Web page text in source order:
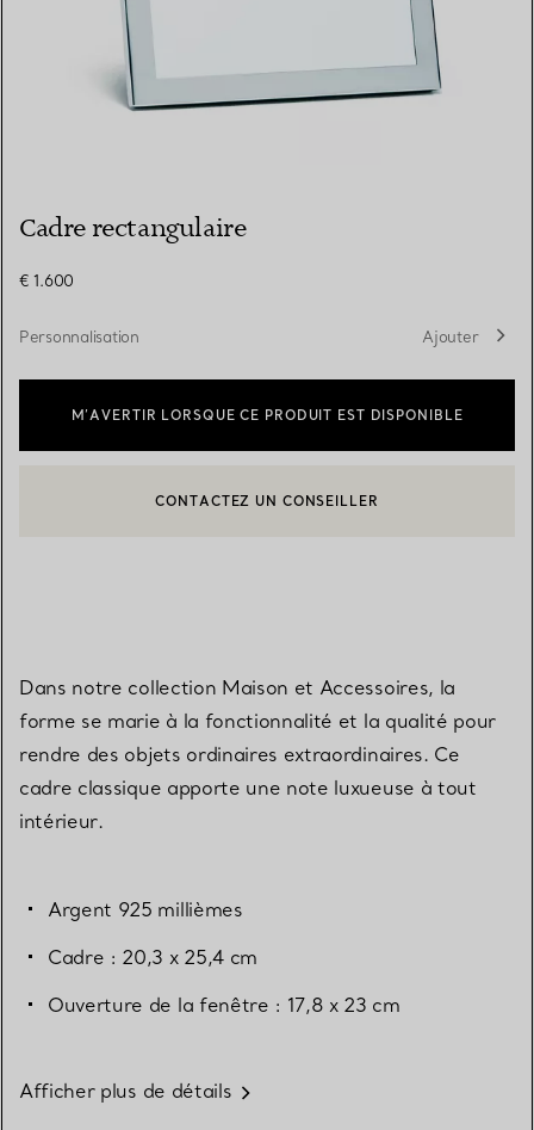
Cadre rectangulaire
€ 1.600
Personnalisation Ajouter
M’AVERTIR LORSQUE CE PRODUIT EST DISPONIBLE
CONTACTER UN CONSEILLER CLIENT OU PRENDRE RENDEZ-
CONTACTEZ UN CONSEILLER
Dans notre collection Maison et Accessoires, la
forme se marie à la fonctionnalité et la qualité pour
rendre des objets ordinaires extraordinaires. Ce
cadre classique apporte une note luxueuse à tout
intérieur.
Argent 925 millièmes
Cadre : 20,3 x 25,4 cm
Ouverture de la fenêtre : 17,8 x 23 cm
Afficher plus de détails